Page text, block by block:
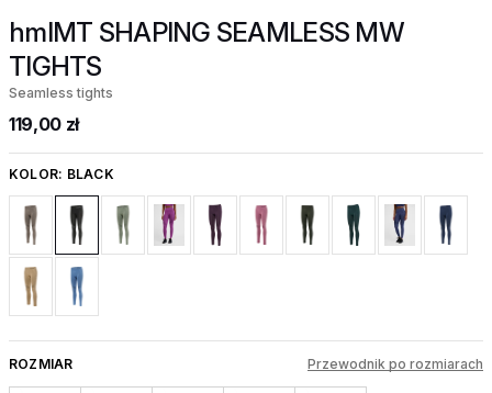
hmlMT SHAPING SEAMLESS MW
TIGHTS
Seamless tights
119,00 zł
KOLOR: BLACK
ROZMIAR Przewodnik po rozmiarach